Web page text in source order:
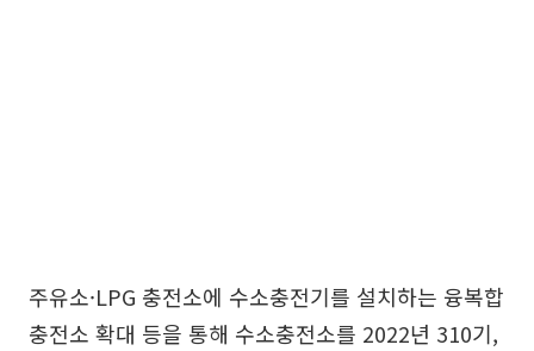
주유소·LPG 충전소에 수소충전기를 설치하는 융복합
충전소 확대 등을 통해 수소충전소를 2022년 310기,